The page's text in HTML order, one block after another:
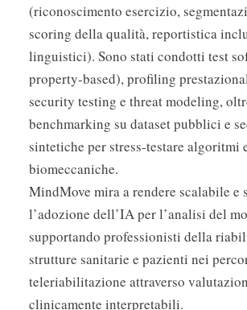
(riconoscimento esercizio,
scoring della qualità, reportistica
linguistici). Sono stati condotti test
property-based), profiling
security testing e threat modeling,
benchmarking su dataset pubblici e
sintetiche per stress-testare algoritmi
biomeccaniche.
MindMove mira a rendere scalabile e
l’adozione dell’IA per l’analisi del
supportando professionisti della
strutture sanitarie e pazienti nei
teleriabilitazione attraverso
clinicamente interpretabili.